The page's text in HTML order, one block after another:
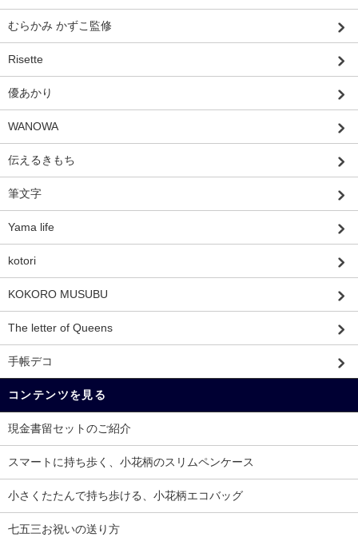
むらかみ かずこ監修
Risette
優あかり
WANOWA
伝えるきもち
筆文字
Yama life
kotori
KOKORO MUSUBU
The letter of Queens
手帳デコ
コンテンツを見る
現金書留セットのご紹介
スマートに持ち歩く、小花柄のスリムペンケース
小さくたたんで持ち歩ける、小花柄エコバッグ
七五三お祝いの送り方